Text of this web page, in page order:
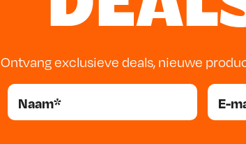
Ontvang exclusieve deals, nieuwe